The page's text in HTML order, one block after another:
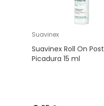
Suavinex
Suavinex Roll On Post
Picadura 15 ml